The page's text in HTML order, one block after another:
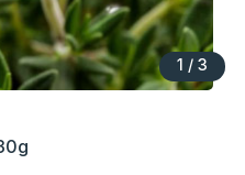
1 / 3